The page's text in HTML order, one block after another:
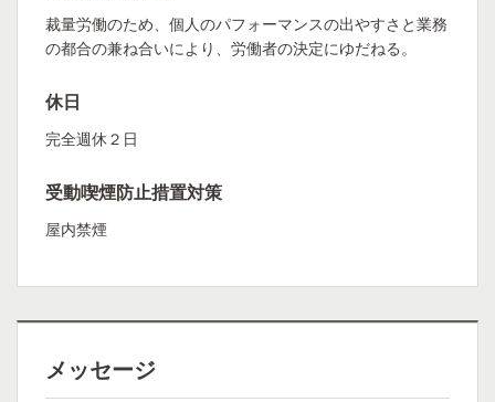
裁量労働のため、個人のパフォーマンスの出やすさと業務
の都合の兼ね合いにより、労働者の決定にゆだねる。
休日
完全週休２日
受動喫煙防止措置対策
屋内禁煙
メッセージ